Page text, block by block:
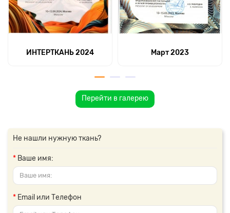
ИНТЕРТКАНЬ 2024 Март 2023
Перейти в галерею
Не нашли нужную ткань?
Ваше имя:
Email или Телефон